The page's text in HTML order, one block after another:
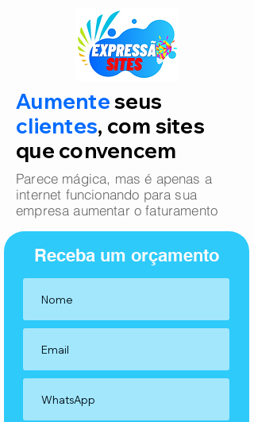
Aumenteseus
clientes, com sites
que convencem
Parece mágica, mas é apenas a
internet funcionando para sua
empresa aumentar o faturamento
Receba um orçamento